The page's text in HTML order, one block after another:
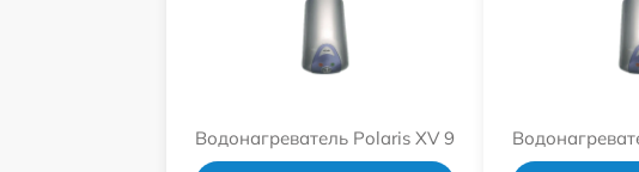
Водонагреватель Polaris XV 9